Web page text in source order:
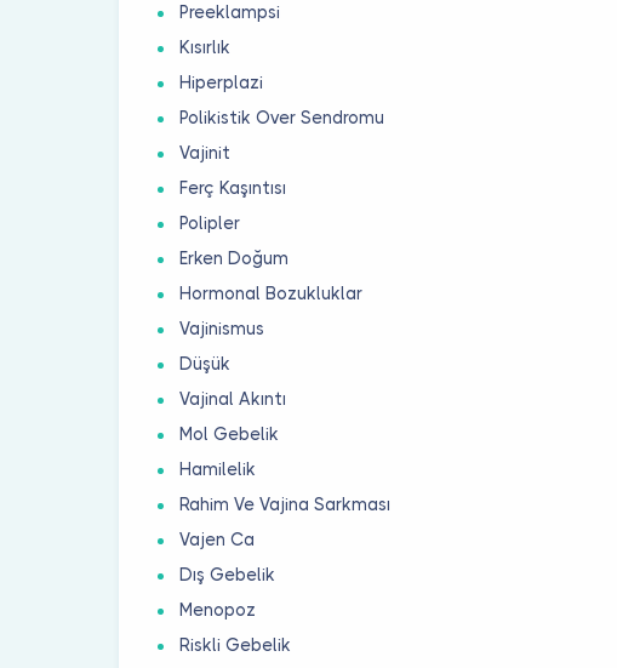
Preeklampsi
Kısırlık
Hiperplazi
Polikistik Over Sendromu
Vajinit
Ferç Kaşıntısı
Polipler
Erken Doğum
Hormonal Bozukluklar
Vajinismus
Düşük
Vajinal Akıntı
Mol Gebelik
Hamilelik
Rahim Ve Vajina Sarkması
Vajen Ca
Dış Gebelik
Menopoz
Riskli Gebelik